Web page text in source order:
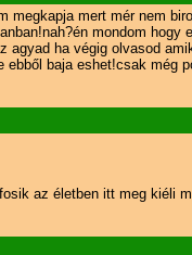
mert mér nem
mondom
ha végig olvasod
baja eshet!csak még
az életben itt meg kiéli